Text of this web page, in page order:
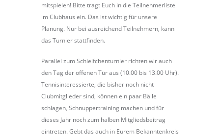
mitspielen! Bitte tragt Euch in die Teilnehmerliste
im Clubhaus ein. Das ist wichtig für unsere
Planung. Nur bei ausreichend Teilnehmern, kann
das Turnier stattfinden.
Parallel zum Schleifchenturnier richten wir auch
den Tag der offenen Tür aus (10.00 bis 13.00 Uhr).
Tennisinteressierte, die bisher noch nicht
Clubmitglieder sind, können ein paar Bälle
schlagen, Schnuppertraining machen und für
dieses Jahr noch zum halben Mitgliedsbeitrag
eintreten. Gebt das auch in Eurem Bekanntenkreis